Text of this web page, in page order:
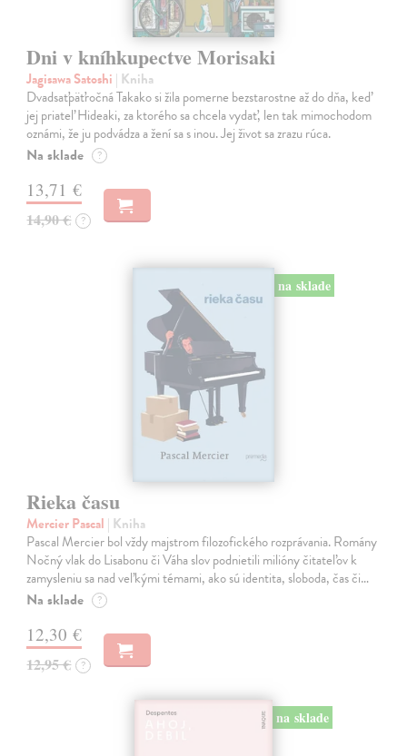
Dni v kníhkupectve Morisaki
Jagisawa Satoshi | Kniha
Dvadsaťpäťročná Takako si žila pomerne bezstarostne až do dňa, keď
jej priateľ Hideaki, za ktorého sa chcela vydať, len tak mimochodom
oznámi, že ju podvádza a žení sa s inou. Jej život sa zrazu rúca.
Na sklade ?
13,71 €
14,90 € ?
na sklade
Rieka času
Mercier Pascal | Kniha
Pascal Mercier bol vždy majstrom filozofického rozprávania. Romány
Nočný vlak do Lisabonu či Váha slov podnietili milióny čitateľov k
zamysleniu sa nad veľkými témami, ako sú identita, sloboda, čas či…
Na sklade ?
12,30 €
12,95 € ?
na sklade